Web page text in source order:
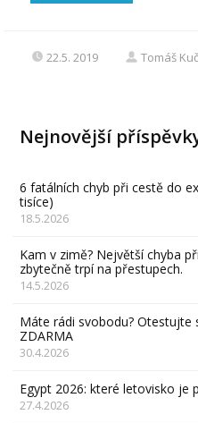
22.5. 2019 Tomáš
Nejnovější
6 fatálních chyb při cestě do
tisíce)
18.5.2026
Kam v zimě? Největší chyba
zbytečně trpí na přestupech.
14.5.2026
Máte rádi svobodu? Otestujte
ZDARMA
30.4.2026
Egypt 2026: které letovisko je
27.4.2026